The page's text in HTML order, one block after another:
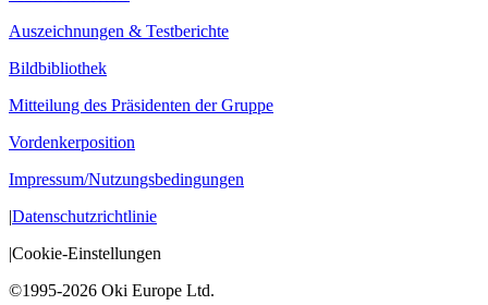
Auszeichnungen & Testberichte
Bildbibliothek
Mitteilung des Präsidenten der Gruppe
Vordenkerposition
Impressum/Nutzungsbedingungen
|Datenschutzrichtlinie
|Cookie-Einstellungen
©1995-2026 Oki Europe Ltd.